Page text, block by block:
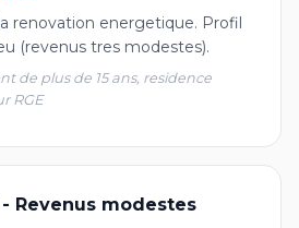
renovation energetique. Profil
(revenus tres modestes).
de plus de 15 ans, residence
RGE
Revenus modestes